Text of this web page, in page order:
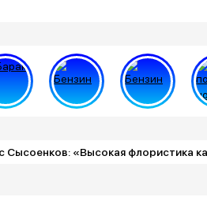
Сысоенков: «Высокая флористика